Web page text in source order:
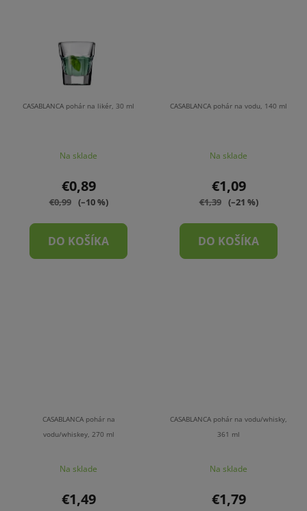
CASABLANCA pohár na likér, 30 ml
Na sklade
€0,89
€0,99 (–10 %)
DO KOŠÍKA
CASABLANCA pohár na vodu, 140 ml
Na sklade
€1,09
€1,39 (–21 %)
DO KOŠÍKA
CASABLANCA pohár na
vodu/whiskey, 270 ml
Na sklade
€1,49
CASABLANCA pohár na vodu/whisky,
361 ml
Na sklade
€1,79